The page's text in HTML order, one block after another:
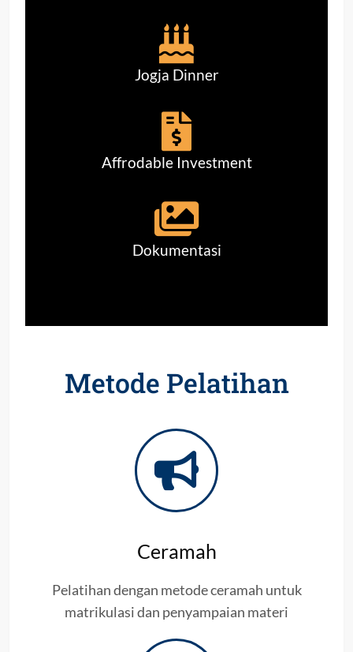
Jogja Dinner
Affrodable Investment
Dokumentasi
Metode Pelatihan
Ceramah
Pelatihan dengan metode ceramah untuk
matrikulasi dan penyampaian materi